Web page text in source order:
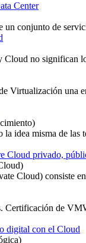
Center
un conjunto de
Cloud no significan
Virtualización una
la idea misma de las
Cloud privado,
Cloud) consiste
Certificación de
digital con el Cloud